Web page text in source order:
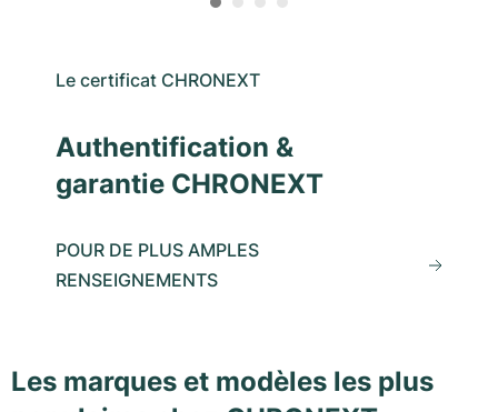
Le certificat CHRONEXT
Authentification &
garantie CHRONEXT
POUR DE PLUS AMPLES
RENSEIGNEMENTS
Les marques et modèles les plus